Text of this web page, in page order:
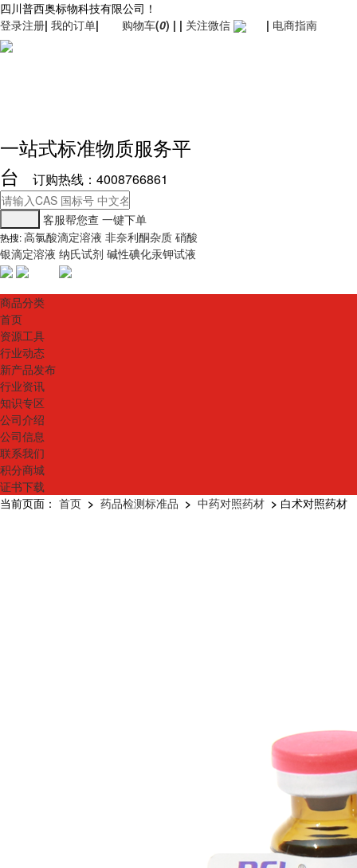
四川普西奥标物科技有限公司！
登录注册| 我的订单| 购物车(0) | | 关注微信 | 电商指南
一站式标准物质服务平
台
订购热线：4008766861
客服帮您查 一键下单
热搜:高氯酸滴定溶液 非奈利酮杂质 硝酸
银滴定溶液 纳氏试剂 碱性碘化汞钾试液
商品分类
首页
资源工具
行业动态
新产品发布
行业资讯
知识专区
公司介绍
公司信息
联系我们
积分商城
证书下载
当前页面： 首页 > 药品检测标准品 > 中药对照药材 > 白术对照药材